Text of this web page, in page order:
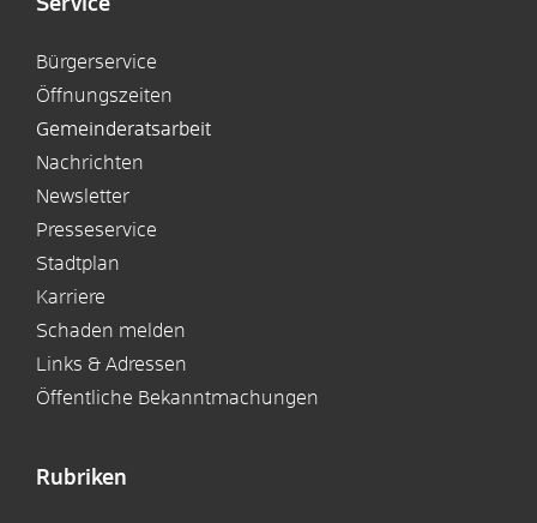
Service
Bürgerservice
Öffnungszeiten
Gemeinderatsarbeit
Nachrichten
Newsletter
Presseservice
Stadtplan
Karriere
Schaden melden
Links & Adressen
Öffentliche Bekanntmachungen
Rubriken